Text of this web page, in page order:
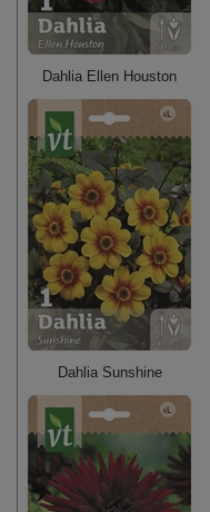
Dahlia Ellen Houston
Dahlia Sunshine